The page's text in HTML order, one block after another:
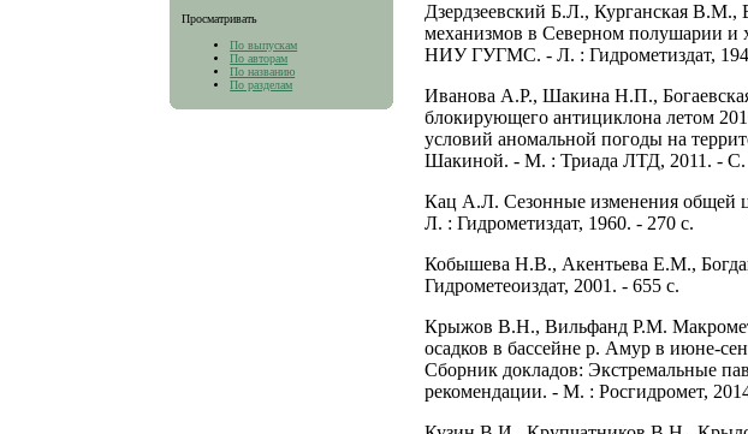
Просматривать
По выпускам
По авторам
По названию
По разделам
Дзердзеевский Б.Л., Курганская
механизмов в Северном полушарии и
НИУ ГУГМС. - Л. : Гидрометиздат,
Иванова А.Р., Шакина Н.П.,
блокирующего антициклона летом
условий аномальной погоды на
Шакиной. - М. : Триада ЛТД, 2011. - С.
Кац А.Л. Сезонные изменения общей
Л. : Гидрометиздат, 1960. - 270 с.
Кобышева Н.В., Акентьева Е.М.,
Гидрометеоиздат, 2001. - 655 с.
Крыжов В.Н., Вильфанд Р.М.
осадков в бассейне р. Амур в июне-
Сборник докладов: Экстремальные
рекомендации. - М. : Росгидромет,